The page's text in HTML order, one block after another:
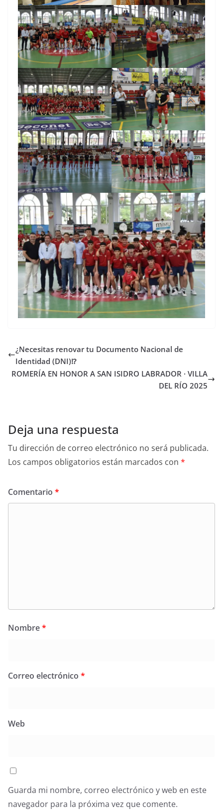
¿Necesitas renovar tu Documento Nacional de
Identidad (DNI)⁉
ROMERÍA EN HONOR A SAN ISIDRO LABRADOR · VILLA
DEL RÍO 2025
Deja una respuesta
Tu dirección de correo electrónico no será publicada.
Los campos obligatorios están marcados con *
Comentario *
Nombre*
Correo electrónico *
Web
Guarda mi nombre, correo electrónico y web en este
navegador para la próxima vez que comente.